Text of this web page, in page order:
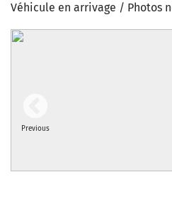
Véhicule en arrivage / Photos
Previous